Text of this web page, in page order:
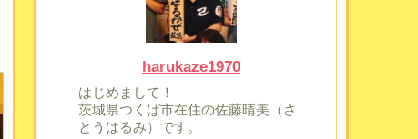
harukaze1970
はじめまして！
茨城県つくば市在住の佐藤晴美（さ
とうはるみ）です。